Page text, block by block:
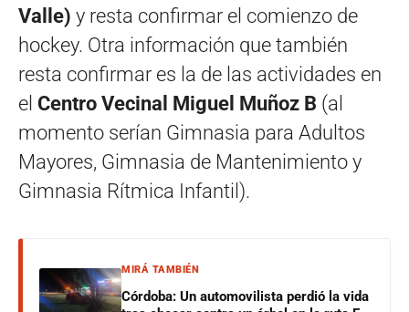
Valle) y resta confirmar el comienzo de
hockey. Otra información que también
resta confirmar es la de las actividades en
el Centro Vecinal Miguel Muñoz B (al
momento serían Gimnasia para Adultos
Mayores, Gimnasia de Mantenimiento y
Gimnasia Rítmica Infantil).
MIRÁ TAMBIÉN
Córdoba: Un automovilista perdió la vida